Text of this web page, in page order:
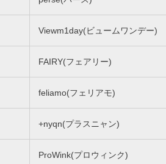
Viewm1day(ビュームワンデー)
FAIRY(フェアリー)
feliamo(フェリアモ)
+nyqn(プラスニャン)
ProWink(プロウィンク)